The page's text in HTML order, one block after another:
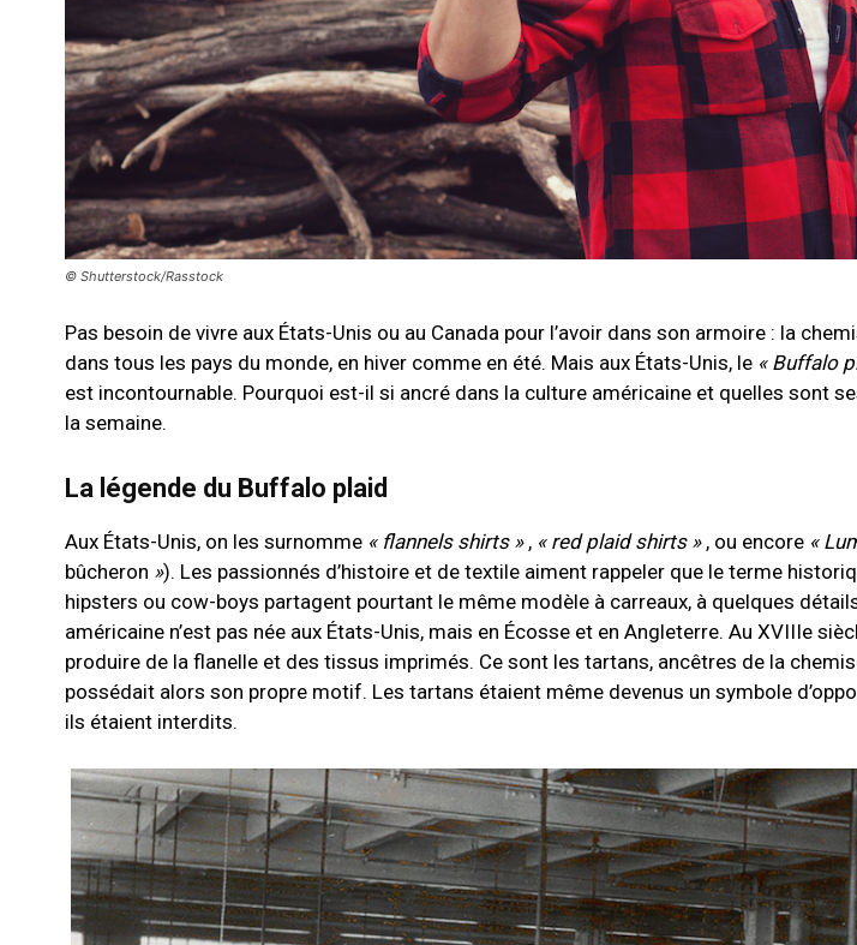
© Shutterstock/Rasstock
Pas besoin de vivre aux États-Unis ou au Canada pour l’avoir dans son armoire : la
dans tous les pays du monde, en hiver comme en été. Mais aux États-Unis, le « Buffalo
est incontournable. Pourquoi est-il si ancré dans la culture américaine et quelles sont
la semaine.
La légende du Buffalo plaid
Aux États-Unis, on les surnomme « flannels shirts », « red plaid shirts », ou encore «
bûcheron »). Les passionnés d’histoire et de textile aiment rappeler que le terme
hipsters ou cow-boys partagent pourtant le même modèle à carreaux, à quelques
américaine n’est pas née aux États-Unis, mais en Écosse et en Angleterre. Au XVIIIe
produire de la flanelle et des tissus imprimés. Ce sont les tartans, ancêtres de la
possédait alors son propre motif. Les tartans étaient même devenus un symbole
ils étaient interdits.